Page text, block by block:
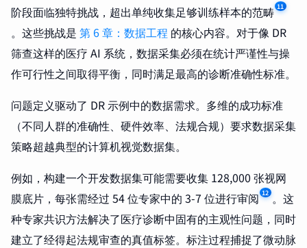
阶段面临独特挑战，超出单纯收集足够训练样本的范畴 11
。这些挑战是 第 6 章：数据工程 的核心内容。对于像 DR
筛查这样的医疗 AI 系统，数据采集必须在统计严谨性与操
作可行性之间取得平衡，同时满足最高的诊断准确性标准。
问题定义驱动了 DR 示例中的数据需求。多维的成功标准
（不同人群的准确性、硬件效率、法规合规）要求数据采集
策略超越典型的计算机视觉数据集。
例如，构建一个开发数据集可能需要收集 128,000 张视网
膜底片，每张需经过 54 位专家中的 3-7 位进行审阅 12 。这
种专家共识方法解决了医疗诊断中固有的主观性问题，同时
建立了经得起法规审查的真值标签。标注过程捕捉了微动脉